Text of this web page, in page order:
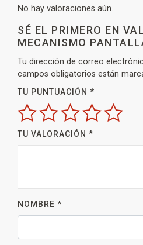
No hay valoraciones aún.
SÉ EL PRIMERO EN
MECANISMO
Tu dirección de correo
campos obligatorios están
TU PUNTUACIÓN *
TU VALORACIÓN *
NOMBRE *